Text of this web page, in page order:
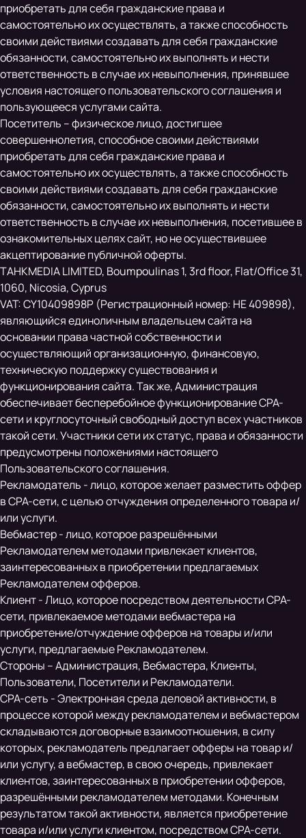
приобретать для себя гражданские права и
самостоятельно их осуществлять, а также способность
своими действиями создавать для себя гражданские
обязанности, самостоятельно их выполнять и нести
ответственность в случае их невыполнения, принявшее
условия настоящего пользовательского соглашения и
пользующееся услугами сайта.
Посетитель – физическое лицо, достигшее
совершеннолетия, способное своими действиями
приобретать для себя гражданские права и
самостоятельно их осуществлять, а также способность
своими действиями создавать для себя гражданские
обязанности, самостоятельно их выполнять и нести
ответственность в случае их невыполнения, посетившее в
ознакомительных целях сайт, но не осуществившее
акцептирование публичной оферты.
TAHKMEDIA LIMITED, Boumpoulinas 1, 3rd floor, Flat/Office 31,
1060, Nicosia, Cyprus
VAT: CY10409898P (Регистрационный номер: HE 409898),
являющийся единоличным владельцем сайта на
основании права частной собственности и
осуществляющий организационную, финансовую,
техническую поддержку существования и
функционирования сайта. Так же, Администрация
обеспечивает бесперебойное функционирование CPA-
сети и круглосуточный свободный доступ всех участников
такой сети. Участники сети их статус, права и обязанности
предусмотрены положениями настоящего
Пользовательского соглашения.
Рекламодатель - лицо, которое желает разместить оффер
в CPA-сети, с целью отчуждения определенного товара и/
или услуги.
Вебмастер - лицо, которое разрешёнными
Рекламодателем методами привлекает клиентов,
заинтересованных в приобретении предлагаемых
Рекламодателем офферов.
Клиент - Лицо, которое посредством деятельности CPA-
сети, привлекаемое методами вебмастера на
приобретение/отчуждение офферов на товары и/или
услуги, предлагаемые Рекламодателем.
Стороны – Администрация, Вебмастера, Клиенты,
Пользователи, Посетители и Рекламодатели.
CPA-сеть - Электронная среда деловой активности, в
процессе которой между рекламодателем и вебмастером
складываются договорные взаимоотношения, в силу
которых, рекламодатель предлагает офферы на товар и/
или услугу, а вебмастер, в свою очередь, привлекает
клиентов, заинтересованных в приобретении офферов,
разрешёнными рекламодателем методами. Конечным
результатом такой активности, является приобретение
товара и/или услуги клиентом, посредством CPA-сети.